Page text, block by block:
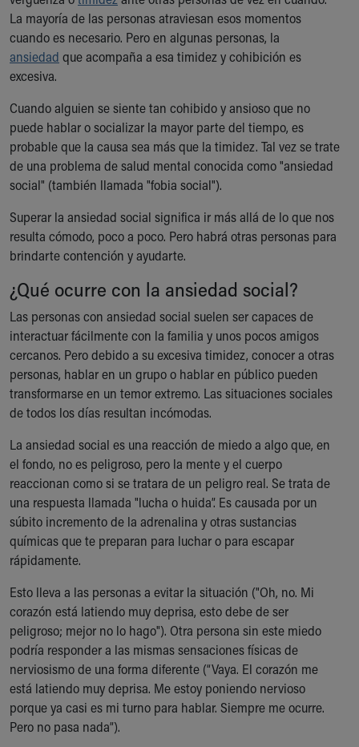
Ronald McDonald House Care Mobile
Health Centers
Symptom Checker
Financial Services
Family Supports
Sports Health Services Provider for Akron Zips
New Parents
Find a Pediatrics Location
Find a Pediatrician
Make an Appointment
Breastfeeding Medicine
Child Passenger Safety
Safe Sleep for Babies
Safe Sleep
About Akron Children's Pediatrics
Who We Are
Building a Brighter Future
Our Mission, Vision, Promise
Calendar of Events
Community Mission
Our Culture of Caring
Newsroom
Our Leadership
Quality and Patient Safety
Unity and Engagement
Women's Board
Our History
More childhood, please.™
Cincinnati Children's
Your Visit
MyChart Telehealth Visits
Directions
Doggie Brigade
During Your Visit
Financial Services
La mayoría de las personas atraviesan esos momentos
cuando es necesario. Pero en algunas personas, la
ansiedad que acompaña a esa timidez y cohibición es
excesiva.
Cuando alguien se siente tan cohibido y ansioso que no
puede hablar o socializar la mayor parte del tiempo, es
probable que la causa sea más que la timidez. Tal vez se trate
de una problema de salud mental conocida como "ansiedad
social" (también llamada "fobia social").
Superar la ansiedad social significa ir más allá de lo que nos
resulta cómodo, poco a poco. Pero habrá otras personas para
brindarte contención y ayudarte.
¿Qué ocurre con la ansiedad social?
Las personas con ansiedad social suelen ser capaces de
interactuar fácilmente con la familia y unos pocos amigos
cercanos. Pero debido a su excesiva timidez, conocer a otras
personas, hablar en un grupo o hablar en público pueden
transformarse en un temor extremo. Las situaciones sociales
de todos los días resultan incómodas.
La ansiedad social es una reacción de miedo a algo que, en
el fondo, no es peligroso, pero la mente y el cuerpo
reaccionan como si se tratara de un peligro real. Se trata de
una respuesta llamada "lucha o huida”. Es causada por un
súbito incremento de la adrenalina y otras sustancias
químicas que te preparan para luchar o para escapar
rápidamente.
Esto lleva a las personas a evitar la situación ("Oh, no. Mi
corazón está latiendo muy deprisa, esto debe de ser
peligroso; mejor no lo hago"). Otra persona sin este miedo
podría responder a las mismas sensaciones físicas de
nerviosismo de una forma diferente (“Vaya. El corazón me
está latiendo muy deprisa. Me estoy poniendo nervioso
porque ya casi es mi turno para hablar. Siempre me ocurre.
Pero no pasa nada”).